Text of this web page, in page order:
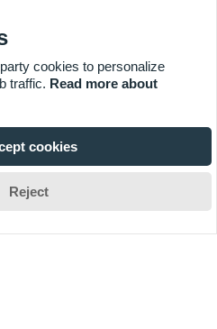

de Privacidade
cookies to personalize
traffic. Read more about
cookies
Reject